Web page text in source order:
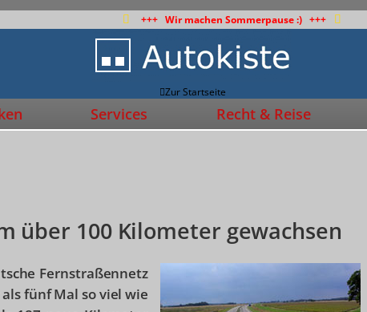
+++ Wir machen Sommerpause :) +++
Zur Startseite
Services Recht & Reise
über 100 Kilometer gewachsen
Fernstraßennetz
fünf Mal so viel wie